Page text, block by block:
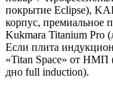
покрытие Eclipse),
корпус, премиальное
Kukmara Titanium Pro
Если плита
«Titan Space» от НМП
дно full induction).